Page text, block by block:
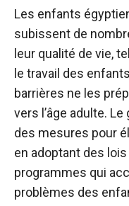
Les enfants
subissent de
leur qualité de vie,
le travail des
barrières ne les
vers l’âge adulte.
des mesures pour
en adoptant des
programmes qui
problèmes des